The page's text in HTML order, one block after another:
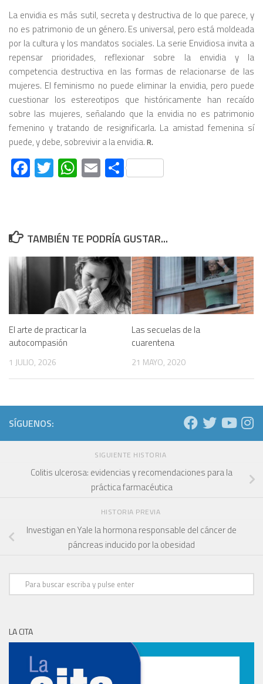
La envidia es más sutil, secreta y destructiva de lo que parece, y
no es patrimonio de un género. Es universal, pero está moldeada
por la cultura y los mandatos sociales. La serie Envidiosa invita a
repensar prioridades, reflexionar sobre la envidia y la
competencia destructiva en las formas de relacionarse de las
mujeres. El feminismo no puede eliminar la envidia, pero puede
cuestionar los estereotipos que históricamente han recaído
sobre las mujeres, señalando que la envidia no es patrimonio
femenino y tratando de resignificarla. La amistad femenina sí
puede, y debe, sobrevivir a la envidia. R.
Facebook
Twitter
WhatsApp
EmailCompartir
TAMBIÉN TE PODRÍA GUSTAR...
El arte de practicar la
autocompasión
1 JULIO, 2026
Las secuelas de la
cuarentena
21 MAYO, 2020
SÍGUENOS:
SIGUIENTE HISTORIA
Colitis ulcerosa: evidencias y recomendaciones para la
práctica farmacéutica
HISTORIA PREVIA
Investigan en Yale la hormona responsable del cáncer de
páncreas inducido por la obesidad
LA CITA